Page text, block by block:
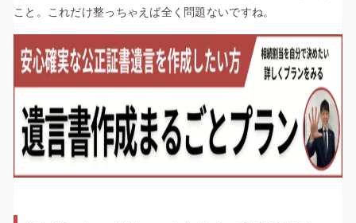
こと。これだけ整っちゃえば全く問題ないですね。